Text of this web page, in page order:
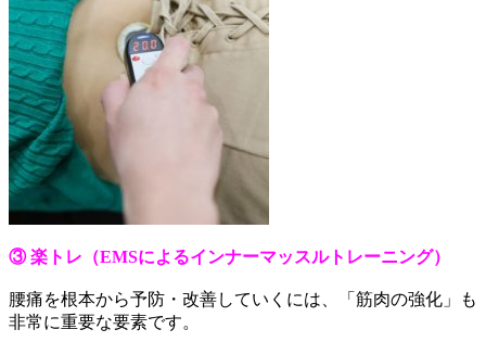
③ 楽トレ（EMSによるインナーマッスルトレーニング）
腰痛を根本から予防・改善していくには、「筋肉の強化」も
非常に重要な要素です。